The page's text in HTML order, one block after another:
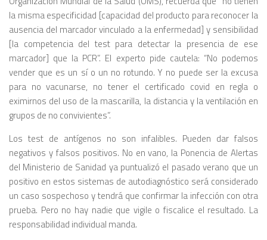
la misma especificidad [capacidad del producto para reconocer la
ausencia del marcador vinculado a la enfermedad] y sensibilidad
[la competencia del test para detectar la presencia de ese
marcador] que la PCR”. El experto pide cautela: “No podemos
vender que es un sí o un no rotundo. Y no puede ser la excusa
para no vacunarse, no tener el certificado covid en regla o
eximirnos del uso de la mascarilla, la distancia y la ventilación en
grupos de no convivientes”.
Los test de antígenos no son infalibles. Pueden dar falsos
negativos y falsos positivos. No en vano, la Ponencia de Alertas
del Ministerio de Sanidad ya puntualizó el pasado verano que un
positivo en estos sistemas de autodiagnóstico será considerado
un caso sospechoso y tendrá que confirmar la infección con otra
prueba. Pero no hay nadie que vigile o fiscalice el resultado. La
responsabilidad individual manda.